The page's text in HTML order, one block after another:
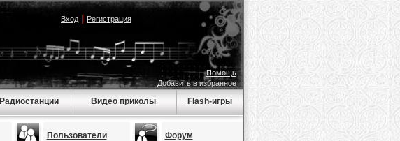
Вход| Регистрация
Помощь
Добавить в избранное
Радиостанции Видео приколы Flash-игры
Пользователи Форум